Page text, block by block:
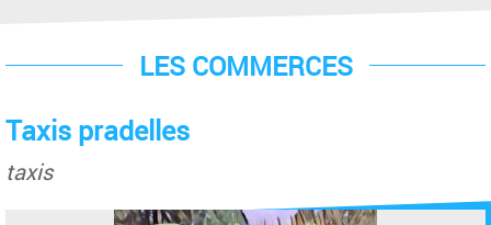
LES COMMERCES
Taxis pradelles
taxis